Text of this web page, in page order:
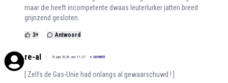
maar die heeft incompetente dwaas leuterlurker jatten breed
grijnzend gesloten.
3+ Antwoord
re-al 10 juni 2026 om 11:27 + 209855
[ Zelfs de Gas-Unie had onlangs al gewaarschuwd ! ]